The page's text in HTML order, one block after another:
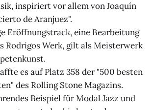
inspiriert vor allem von Joaquín
de Aranjuez".
Eröffnungstrack, eine Bearbeitung
Rodrigos Werk, gilt als Meisterwerk
es auf Platz 358 der "500 besten
des Rolling Stone Magazins.
Beispiel für Modal Jazz und